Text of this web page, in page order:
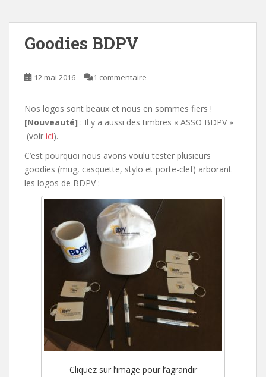
Goodies BDPV
12 mai 2016 1 commentaire
Nos logos sont beaux et nous en sommes fiers !
[Nouveauté] : Il y a aussi des timbres « ASSO BDPV »
(voir ici).
C’est pourquoi nous avons voulu tester plusieurs
goodies (mug, casquette, stylo et porte-clef) arborant
les logos de BDPV :
Cliquez sur l’image pour l’agrandir